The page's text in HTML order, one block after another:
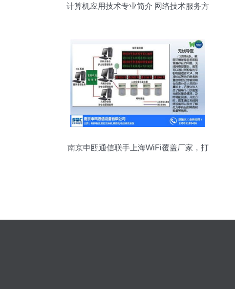
计算机应用技术专业简介 网络技术服务方
南京申瓯通信联手上海WiFi覆盖厂家，打